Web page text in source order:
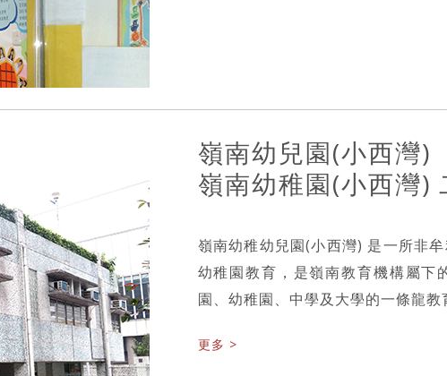
嶺南幼兒園(小西灣)
嶺南幼稚園(小西灣)
嶺南幼稚幼兒園(小西灣) 是一所非
幼稚園教育，是嶺南教育機構屬下
園、幼稚園、中學及大學的一條龍教
更多 >